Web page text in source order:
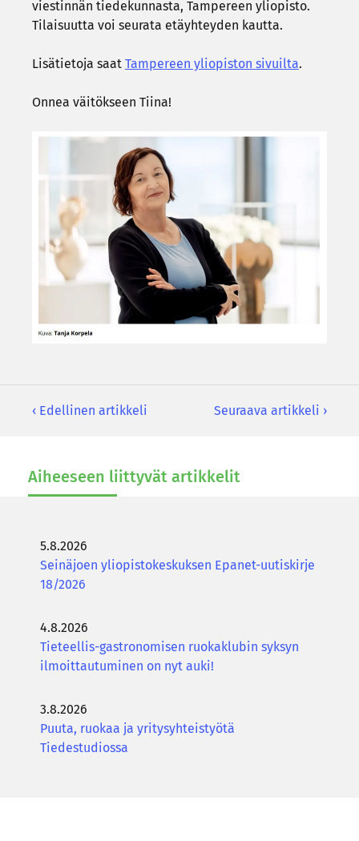
vies­tin­nän tie­de­kun­nas­ta, Tam­pe­reen yli­opis­to.
Ti­lai­suut­ta voi seu­ra­ta etäyh­tey­den kaut­ta.
Li­sä­tie­to­ja saat Tam­pe­reen yli­opis­ton si­vuil­ta.
Onnea väi­tök­seen Tiina!
‹ Edellinen artikkeli Seuraava artikkeli ›
Ai­hee­seen liit­ty­vät ar­tik­ke­lit
5.8.2026
Seinäjoen yliopistokeskuksen Epanet-uutiskirje
18/2026
4.8.2026
Tieteellis-gastronomisen ruokaklubin syksyn
ilmoittautuminen on nyt auki!
3.8.2026
Puuta, ruokaa ja yritysyhteistyötä
Tiedestudiossa